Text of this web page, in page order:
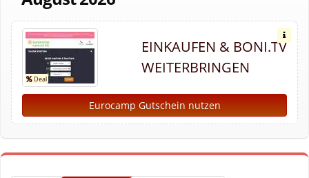
EINKAUFEN & BONI.TV
WEITERBRINGEN
Eurocamp Gutschein nutzen